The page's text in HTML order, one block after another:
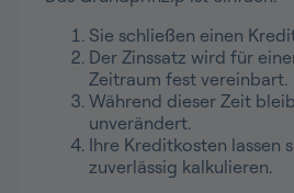
Sie schließen einen
Der Zinssatz wird für
Zeitraum fest vereinbart.
Während dieser Zeit
unverändert.
Ihre Kreditkosten lassen
zuverlässig kalkulieren.